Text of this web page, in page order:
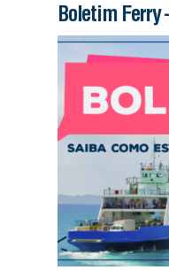
Boletim Ferry